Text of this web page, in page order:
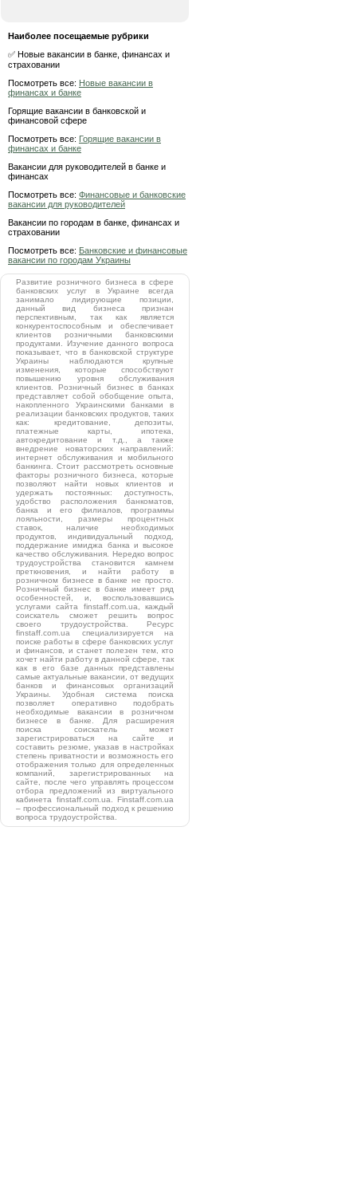
Наиболее посещаемые рубрики
✅ Новые вакансии в банке, финансах и
страховании
Посмотреть все: Новые вакансии в
финансах и банке
Горящие вакансии в банковской и
финансовой сфере
Посмотреть все: Горящие вакансии в
финансах и банке
Вакансии для руководителей в банке и
финансах
Посмотреть все: Финансовые и банковские
вакансии для руководителей
Вакансии по городам в банке, финансах и
страховании
Посмотреть все: Банковские и финансовые
вакансии по городам Украины
Развитие розничного бизнеса в сфере
банковских услуг в Украине всегда
занимало лидирующие позиции,
данный вид бизнеса признан
перспективным, так как является
конкурентоспособным и обеспечивает
клиентов розничными банковскими
продуктами. Изучение данного вопроса
показывает, что в банковской структуре
Украины наблюдаются крупные
изменения, которые способствуют
повышению уровня обслуживания
клиентов. Розничный бизнес в банках
представляет собой обобщение опыта,
накопленного Украинскими банками в
реализации банковских продуктов, таких
как: кредитование, депозиты,
платежные карты, ипотека,
автокредитование и т.д., а также
внедрение новаторских направлений:
интернет обслуживания и мобильного
банкинга. Стоит рассмотреть основные
факторы розничного бизнеса, которые
позволяют найти новых клиентов и
удержать постоянных: доступность,
удобство расположения банкоматов,
банка и его филиалов, программы
лояльности, размеры процентных
ставок, наличие необходимых
продуктов, индивидуальный подход,
поддержание имиджа банка и высокое
качество обслуживания. Нередко вопрос
трудоустройства становится камнем
преткновения, и найти работу в
розничном бизнесе в банке не просто.
Розничный бизнес в банке имеет ряд
особенностей, и, воспользовавшись
услугами сайта finstaff.com.ua, каждый
соискатель сможет решить вопрос
своего трудоустройства. Ресурс
finstaff.com.ua специализируется на
поиске работы в сфере банковских услуг
и финансов, и станет полезен тем, кто
хочет найти работу в данной сфере, так
как в его базе данных представлены
самые актуальные вакансии, от ведущих
банков и финансовых организаций
Украины. Удобная система поиска
позволяет оперативно подобрать
необходимые вакансии в розничном
бизнесе в банке. Для расширения
поиска соискатель может
зарегистрироваться на сайте и
составить резюме, указав в настройках
степень приватности и возможность его
отображения только для определенных
компаний, зарегистрированных на
сайте, после чего управлять процессом
отбора предложений из виртуального
кабинета finstaff.com.ua. Finstaff.com.ua
– профессиональный подход к решению
вопроса трудоустройства.